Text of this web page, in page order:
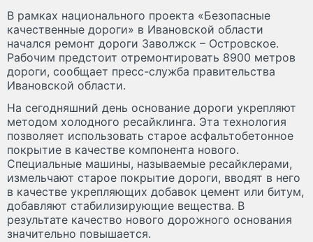
В рамках национального проекта «Безопасные
качественные дороги» в Ивановской области
начался ремонт дороги Заволжск – Островское.
Рабочим предстоит отремонтировать 8900 метров
дороги, сообщает пресс-служба правительства
Ивановской области.
На сегодняшний день основание дороги укрепляют
методом холодного ресайклинга. Эта технология
позволяет использовать старое асфальтобетонное
покрытие в качестве компонента нового.
Специальные машины, называемые ресайклерами,
измельчают старое покрытие дороги, вводят в него
в качестве укрепляющих добавок цемент или битум,
добавляют стабилизирующие вещества. В
результате качество нового дорожного основания
значительно повышается.